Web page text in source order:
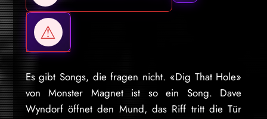
Es gibt Songs, die fragen nicht. «Dig That Hole»
von Monster Magnet ist so ein Song. Dave
Wyndorf öffnet den Mund, das Riff tritt die Tür